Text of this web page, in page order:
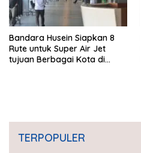
Bandara Husein Siapkan 8
Rute untuk Super Air Jet
tujuan Berbagai Kota di
TERPOPULER